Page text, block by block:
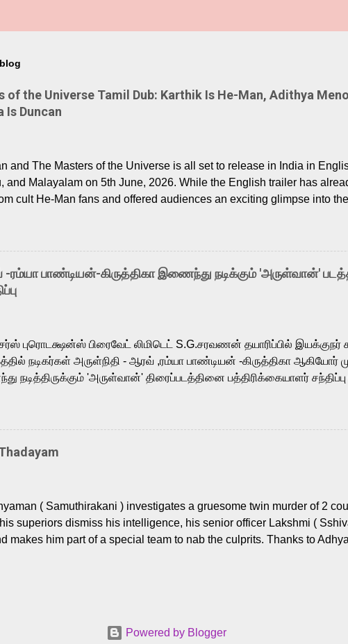
of the Universe Tamil Dub: Karthik Is He-Man, Adithya
Is Duncan
and The Masters of the Universe is all set to release in India in
and Malayalam on 5th June, 2026. While the English trailer has
cult He-Man fans and offered audiences an exciting glimpse into
to the growing buzz is the film’s powerful Tamil voice cast led by
who lends his voice to the iconic superhero He-Man. Known
De” from Raavan, “Oru Maalai” from Ghajini, and “Mun Andhi”
is loved for his versatile voice and strong command over multiple
fit for the legendary character. Adithya Menon, known for portraying
-ரம்யா பாண்டியன்-கிருத்திகா இணைந்து நடிக்கும் 'அருள்வான்'
புரொடக்ஷன்ஸ் பிரைவேட் லிமிடெட் S.G.சரவணன் தயாரிப்பில்
நடிகர்கள் அருள்நிதி - ஆரவ் ,ரம்யா பாண்டியன் -கிருத்திகா ஆகியோர்
நடித்திருக்கும் 'அருள்வான்' திரைப்படத்தினை பத்திரிக்கையாளர்
ஆரவ், காளி வெங்கட், ரம்யா பாண்டியன், வி டி வி கணேஷ் , ஜான் விஜய்,
சரவணன், ஹரிஷ் உத்தமன் உள்ளிட்ட பலர் நடித்திருக்கிறார்கள். எம்.
இந்த திரைப்படத்திற்கு ஜீ. வி. பிரகாஷ் குமார் இசையமைத்திருக்கிறார்.
கலை இயக்கத்தை கவனிக்க.. லாரன்ஸ் கிஷோர் படத் தொகுப்பு
கல்வியின் அவசியத்தை வலியுறுத்தி தயாராகி இருக்கும்
சக்தி பிலிம் ஃபேக்டரி நிறுவனம் சார்பில் சக்திவேலன் வழங...
( Samuthirakani ) investigates a gruesome twin murder of 2
superiors dismiss his intelligence, his senior officer Lakshmi (
makes him part of a special team to nab the culprits. Thanks to
to dig deeper, several layers emerge which link the case to events
details. What follows is a chilling series of encounters between the
Powered by Blogger